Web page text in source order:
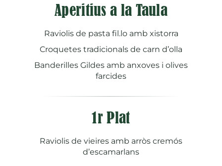
Aperitius a la Taula
Raviolis de pasta fil.lo amb xistorra
Croquetes tradicionals de carn d’olla
Banderilles Gildes amb anxoves i olives
farcides
1r Plat
Raviolis de vieires amb arròs cremós
d’escamarlans